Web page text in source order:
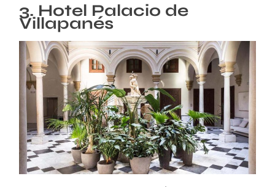
3. Hotel Palacio de
Villapanés